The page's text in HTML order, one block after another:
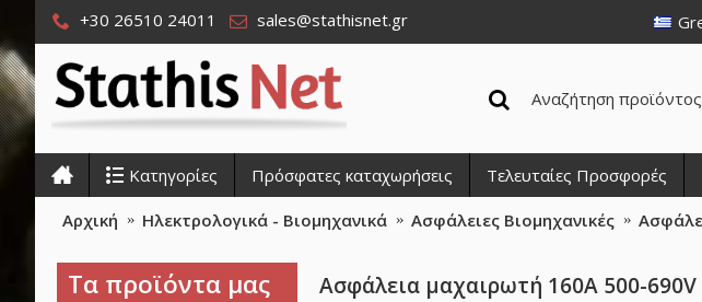
+30 26510 24011 sales@stathisnet.gr
Κατηγορίες Πρόσφατες καταχωρήσεις Τελευταίες Προσφορές
Αρχική Ηλεκτρολογικά - Βιομηχανικά Ασφάλειες Βιομηχανικές
Τα προϊόντα μας Ασφάλεια μαχαιρωτή 160A 500-690V